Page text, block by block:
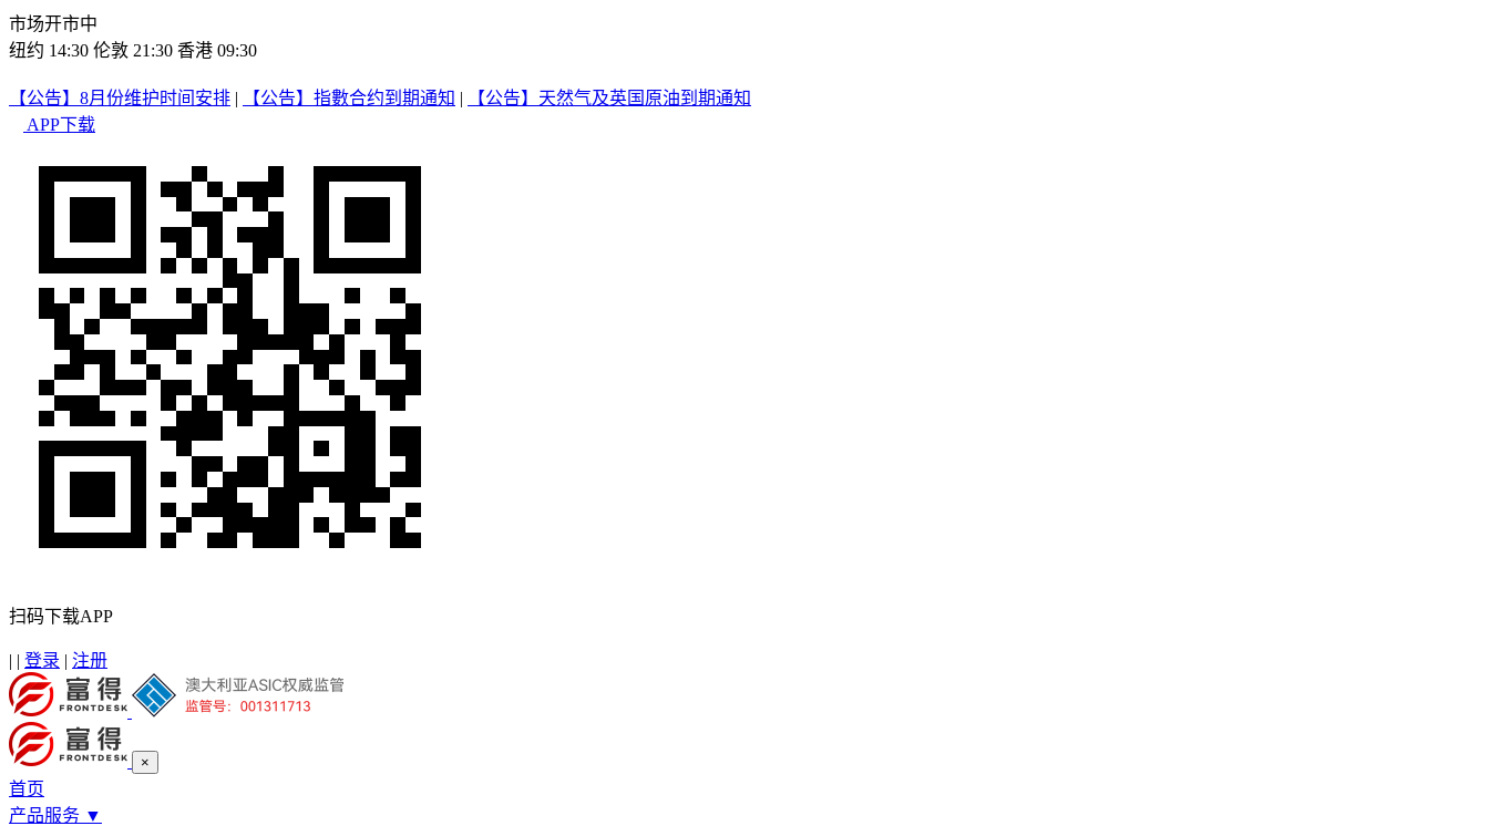
市场开市中
纽约 14:30 伦敦 21:30 香港 09:30
【公告】8月份维护时间安排 | 【公告】指數合约到期通知 |
【公告】天然气及英国原油到期通知
APP下载
扫码下载APP
| | 登录 | 注册
×
首页
产品服务 ▼